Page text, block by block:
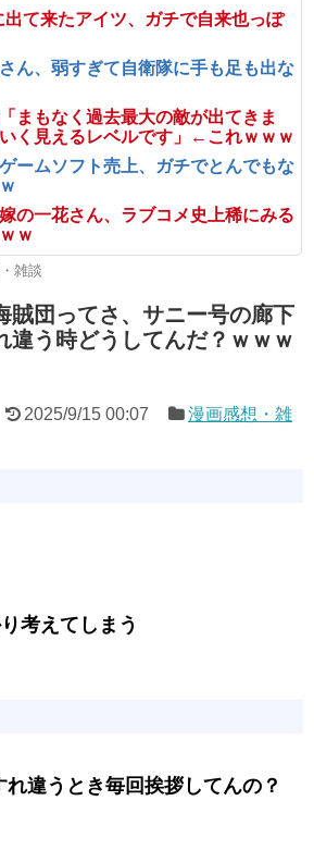
出て来たアイツ、ガチで自来也っぽ
ん、弱すぎて自衛隊に手も足も出な
まもなく過去最大の敵が出てきま
く見えるレベルです」←これｗｗｗ
ームソフト売上、ガチでとんでもな
の一花さん、ラブコメ史上稀にみる
ｗ
雑談
賊団ってさ、サニー号の廊下
違う時どうしてんだ？ｗｗｗ
2025/9/15 00:07
漫画感想・雑
考えてしまう
違うとき毎回挨拶してんの？